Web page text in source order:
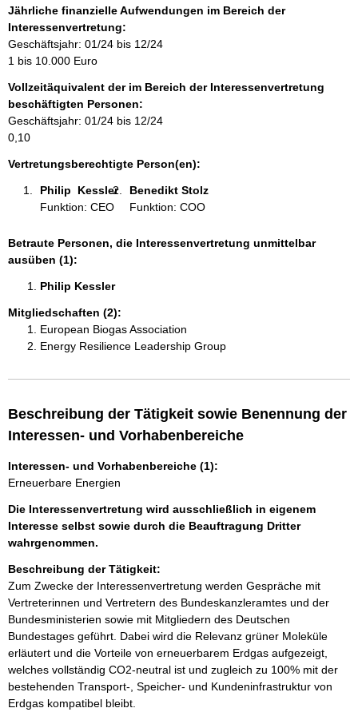
f
o
r
m
t
i
o
n
e
Jährliche finanzielle Aufwendungen im Bereich der
Interessenvertretung:
Geschäftsjahr: 01/24 bis 12/24
1 bis 10.000 Euro
Vollzeitäquivalent der im Bereich der Interessenvertretung
beschäftigten Personen:
Geschäftsjahr: 01/24 bis 12/24
0,10
Vertretungsberechtigte Person(en):
Philip  Kessler
Funktion: CEO
Benedikt Stolz
Funktion: COO
Betraute Personen, die Interessenvertretung unmittelbar
ausüben (1):
Philip Kessler
Mitgliedschaften (2):
European Biogas Association
Energy Resilience Leadership Group
Beschreibung der Tätigkeit sowie Benennung der
Interessen- und Vorhabenbereiche
Interessen- und Vorhabenbereiche (1):
Erneuerbare Energien
Die Interessenvertretung wird ausschließlich in eigenem
Interesse selbst sowie durch die Beauftragung Dritter
wahrgenommen.
Beschreibung der Tätigkeit:
Zum Zwecke der Interessenvertretung werden Gespräche mit
Vertreterinnen und Vertretern des Bundeskanzleramtes und der
Bundesministerien sowie mit Mitgliedern des Deutschen
Bundestages geführt. Dabei wird die Relevanz grüner Moleküle
erläutert und die Vorteile von erneuerbarem Erdgas aufgezeigt,
welches vollständig CO2-neutral ist und zugleich zu 100% mit der
bestehenden Transport-, Speicher- und Kundeninfrastruktur von